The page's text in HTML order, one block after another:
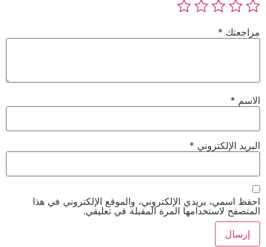
مراجعتك *
الاسم *
البريد الإلكتروني *
احفظ اسمي، بريدي الإلكتروني، والموقع الإلكتروني في هذا
المتصفح لاستخدامها المرة المقبلة في تعليقي.